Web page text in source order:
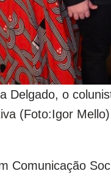
Delgado, o
(Foto:Igor Mello)
Comunicação